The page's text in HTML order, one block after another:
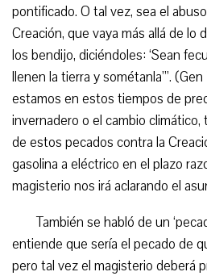
pontificado. O tal vez, sea el
Creación, que vaya más allá de lo
los bendijo, diciéndoles: ‘Sean
llenen la tierra y sométanla’”.
estamos en estos tiempos de
invernadero o el cambio
de estos pecados contra la
gasolina a eléctrico en el plazo
magisterio nos irá aclarando el
También se habló de un
entiende que sería el pecado de
pero tal vez el magisterio deberá